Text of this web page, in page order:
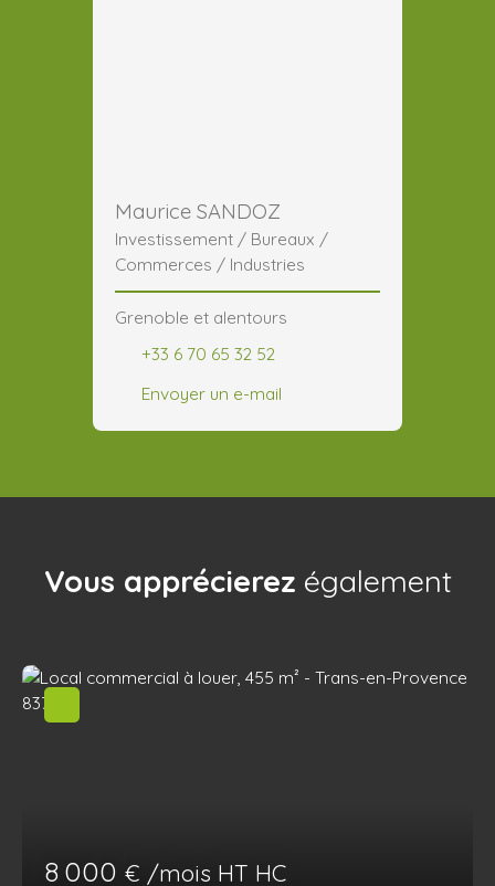
Maurice SANDOZ
Investissement / Bureaux /
Commerces / Industries
Grenoble et alentours
+33 6 70 65 32 52
Envoyer un e-mail
Vous apprécierez également
8 000 € /mois HT HC